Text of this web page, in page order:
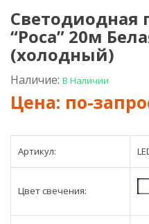
Светодиодная
“Роса” 20м
(холодный)
Наличие: В Наличии
Артикул:
Цвет свечения: